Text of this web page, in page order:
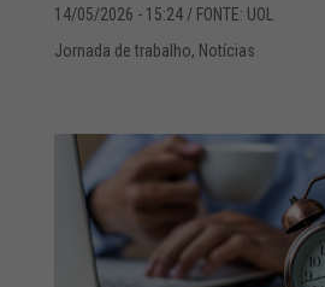
14/05/2026 - 15:24/ FONTE: UOL
Jornada de trabalho, Notícias